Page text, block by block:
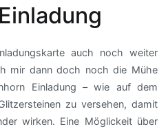
auch noch weiter
mir dann doch noch die Mühe
Einladung – wie auf dem
zu versehen, damit
wirken. Eine Möglickeit über